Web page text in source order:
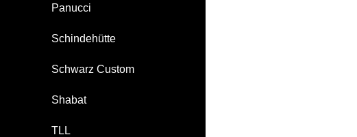
Panucci
Schindehütte
Schwarz Custom
Shabat
TLL